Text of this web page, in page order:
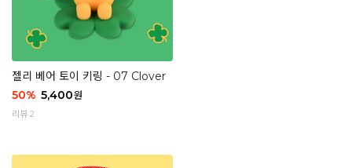
젤리 베어 토이 키링 - 07 Clover
50% 5,400원
리뷰 2